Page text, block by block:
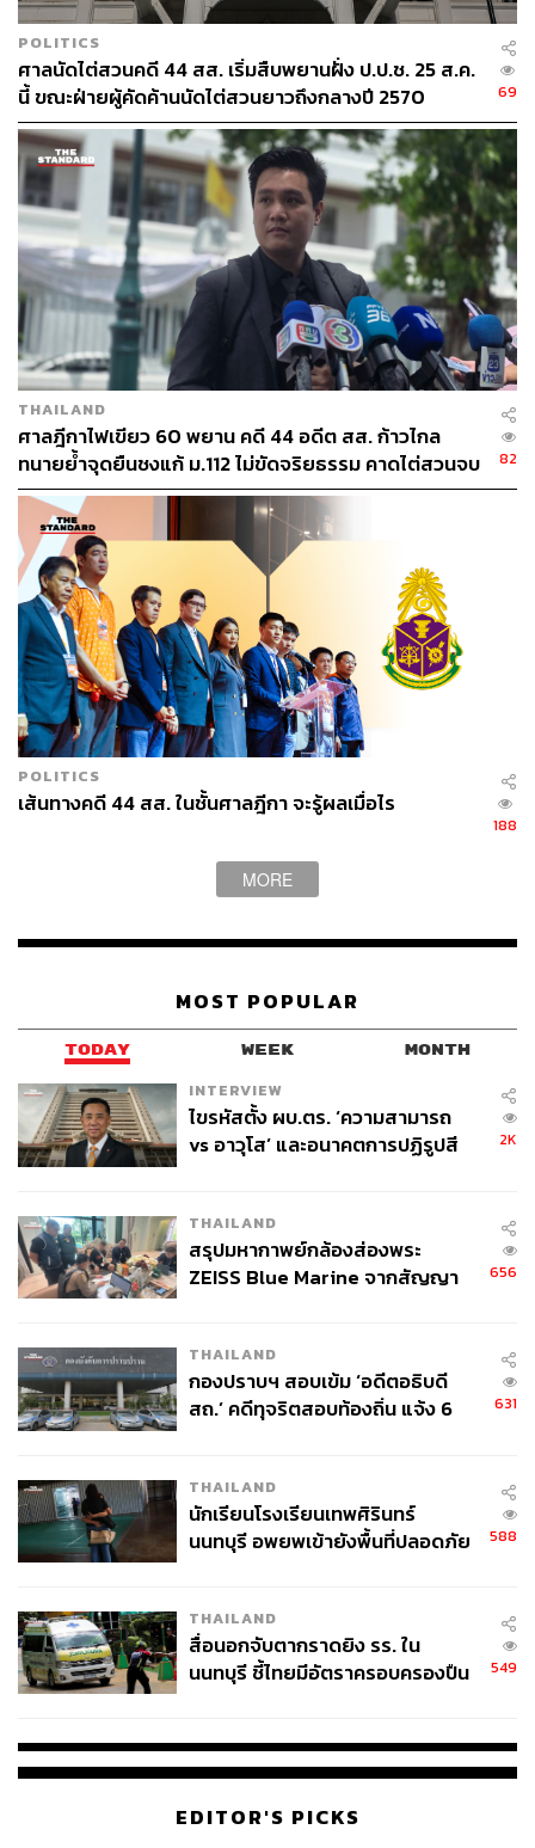
TAGS: วันมูหะมัดนอร์ มะทา
ปดิพัทธ์ สันติภาดา
ประธานสภาฯ
อมรัตน์ โชคปมิตต์กุล
พรรคก้าวไกล
พรพิศ เพ็ชรเจริญ
พิเชษฐ์ เชื้อเมืองพาน
รองประธานสภา
34
ABOUT THE AUTHOR
THE STANDARD TEAM
กองบรรณาธิการ THE STANDARD
ABOUT THE PHOTOGRAPHER
ศวิตา พูลเสถียร
ช่างภาพข่าว ประจำสำนักข่าว THE
POLITICS
ศาลนัดไต่สวนคดี 44 สส. เริ่มสืบพยานฝั่ง ป.ป.ช. 25 ส.ค.
นี้ ขณะฝ่ายผู้คัดค้านนัดไต่สวนยาวถึงกลางปี 2570
69
THAILAND
ศาลฎีกาไฟเขียว 60 พยาน คดี 44 อดีต สส. ก้าวไกล
ทนายย้ำจุดยืนชงแก้ ม.112 ไม่ขัดจริยธรรม คาดไต่สวนจบ
พฤษภาคมปี 2570
82
POLITICS
เส้นทางคดี 44 สส. ในชั้นศาลฎีกา จะรู้ผลเมื่อไร
188
MORE
MOST POPULAR
TODAY WEEK MONTH
INTERVIEW
ไขรหัสตั้ง ผบ.ตร. ‘ความสามารถ
vs อาวุโส’ และอนาคตการปฏิรูปสี
2K
THAILAND
สรุปมหากาพย์กล้องส่องพระ
ZEISS Blue Marine จากสัญญา
จ่ายหนี้-แอบระบุแบรนด์
656
THAILAND
กองปราบฯ สอบเข้ม ‘อดีตอธิบดี
สถ.’ คดีทุจริตสอบท้องถิ่น แจ้ง 6
631
THAILAND
นักเรียนโรงเรียนเทพศิรินทร์
นนทบุรี อพยพเข้ายังพื้นที่ปลอดภัย
588
THAILAND
สื่อนอกจับตากราดยิง รร. ใน
นนทบุรี ชี้ไทยมีอัตราครอบครองปืน
549
EDITOR'S PICKS